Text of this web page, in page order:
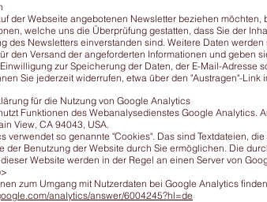
der Webseite angebotenen Newsletter beziehen
welche uns die Überprüfung gestatten, dass Sie der
des Newsletters einverstanden sind. Weitere Daten
den Versand der angeforderten Informationen und geben
zur Speicherung der Daten, der E-Mail-Adresse
Sie jederzeit widerrufen, etwa über den "Austragen"-Link
für die Nutzung von Google Analytics
Funktionen des Webanalysedienstes Google Analytics.
View, CA 94043, USA.
verwendet so genannte "Cookies". Das sind Textdateien,
der Benutzung der Website durch Sie ermöglichen. Die
Website werden in der Regel an einen Server von
zum Umgang mit Nutzerdaten bei Google Analytics
analytics/answer/6004245?hl=de